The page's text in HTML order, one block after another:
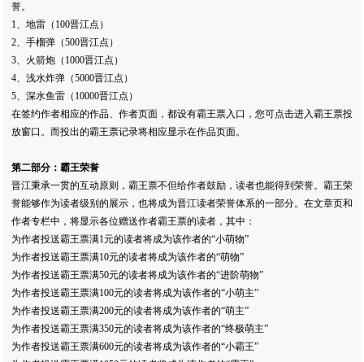
誉。
1、地雷（100晋江点）
2、手榴弹（500晋江点）
3、火箭炮（1000晋江点）
4、浅水炸弹（5000晋江点）
5、深水鱼雷（10000晋江点）
在签约作者相应的作品、作者页面，都设有霸王票入口，您可点击进入霸王票投
放窗口。而投出的霸王票记录将相应显示在作品页面。
第二部分：霸王荣誉
晋江秉承一贯的互动原则，霸王票不但给作者鼓励，读者也能得到荣誉。霸王荣
誉能够作为读者级别的展示，也将成为晋江读者荣誉体系的一部分。在文章页和
作者专栏中，将显示各位赠送作者霸王票的读者，其中：
为作者投送霸王票满1元的读者将成为该作者的“小萌物”
为作者投送霸王票满10元的读者将成为该作者的“萌物”
为作者投送霸王票满50元的读者将成为该作者的“进阶萌物”
为作者投送霸王票满100元的读者将成为该作者的“小萌主”
为作者投送霸王票满200元的读者将成为该作者的“萌主”
为作者投送霸王票满350元的读者将成为该作者的“终极萌主”
为作者投送霸王票满600元的读者将成为该作者的“小霸王”